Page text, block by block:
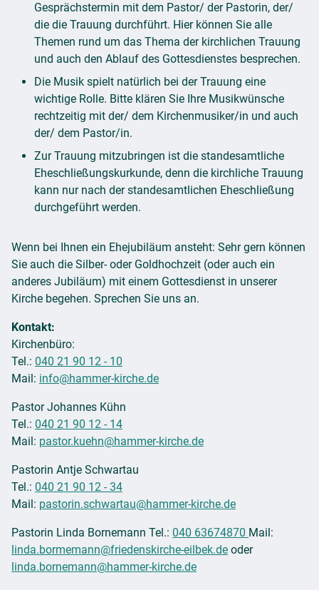
Gesprächstermin mit dem Pastor/ der Pastorin, der/
die die Trauung durchführt. Hier können Sie alle
Themen rund um das Thema der kirchlichen Trauung
und auch den Ablauf des Gottesdienstes besprechen.
Die Musik spielt natürlich bei der Trauung eine
wichtige Rolle. Bitte klären Sie Ihre Musikwünsche
rechtzeitig mit der/ dem Kirchenmusiker/in und auch
der/ dem Pastor/in.
Zur Trauung mitzubringen ist die standesamtliche
Eheschließungskurkunde, denn die kirchliche Trauung
kann nur nach der standesamtlichen Eheschließung
durchgeführt werden.
Wenn bei Ihnen ein Ehejubiläum ansteht: Sehr gern können
Sie auch die Silber- oder Goldhochzeit (oder auch ein
anderes Jubiläum) mit einem Gottesdienst in unserer
Kirche begehen. Sprechen Sie uns an.
Kontakt:
Kirchenbüro:
Tel.: 040 21 90 12 - 10
Mail: info@hammer-kirche.de
Pastor Johannes Kühn
Tel.: 040 21 90 12 - 14
Mail: pastor.kuehn@hammer-kirche.de
Pastorin Antje Schwartau
Tel.: 040 21 90 12 - 34
Mail: pastorin.schwartau@hammer-kirche.de
Pastorin Linda Bornemann Tel.: 040 63674870 Mail:
linda.bormemann@friedenskirche-eilbek.de oder
linda.bornemann@hammer-kirche.de